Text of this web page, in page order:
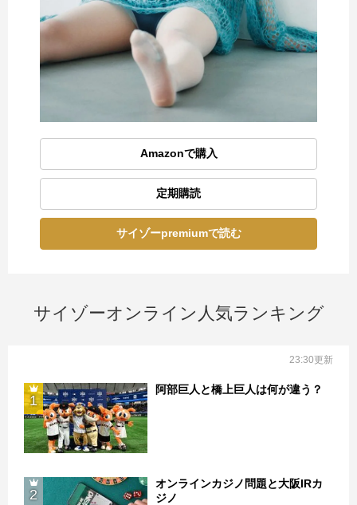
Amazonで購入
定期購読
サイゾーpremiumで読む
サイゾーオンライン人気ランキング
23:30更新
1
阿部巨人と橋上巨人は何が違う？
2
オンラインカジノ問題と大阪IRカ
ジノ